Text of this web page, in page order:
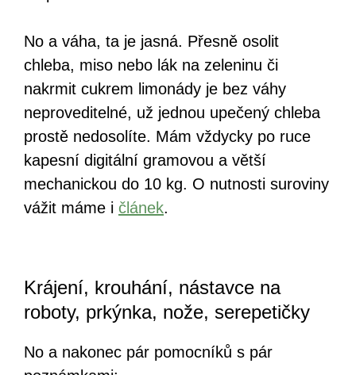
No a váha, ta je jasná. Přesně osolit
chleba, miso nebo lák na zeleninu či
nakrmit cukrem limonády je bez váhy
neproveditelné, už jednou upečený chleba
prostě nedosolíte. Mám vždycky po ruce
kapesní digitální gramovou a větší
mechanickou do 10 kg. O nutnosti suroviny
vážit máme i článek.
Krájení, krouhání, nástavce na
roboty, prkýnka, nože, serepetičky
No a nakonec pár pomocníků s pár